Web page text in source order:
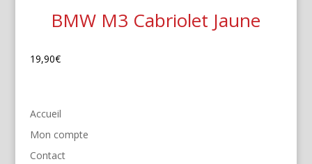
BMW M3 Cabriolet Jaune
19,90€
Accueil
Mon compte
Contact